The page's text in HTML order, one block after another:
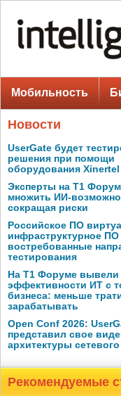
Мобильность
Новости
UserGate будет
решения при помощи
оборудования Xinertel
Эксперты на Т1
множить ИИ-
сокращая риски
Российское ПО
инфраструктурное
востребованные
тестирования
На Т1 Форуме
эффективности ИТ с
бизнеса: меньше
зарабатывать
Open Conf 2026:
представил свое
архитектуры
Рекомендуемые